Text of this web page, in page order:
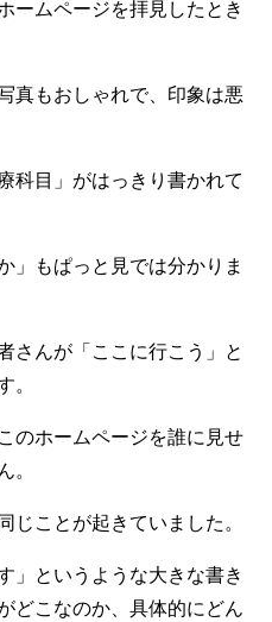
ームページを拝見したとき
真もおしゃれで、印象は悪
科目」がはっきり書かれて
」もぱっと見では分かりま
さんが「ここに行こう」と
のホームページを誰に見せ
じことが起きていました。
」というような大きな書き
どこなのか、具体的にどん